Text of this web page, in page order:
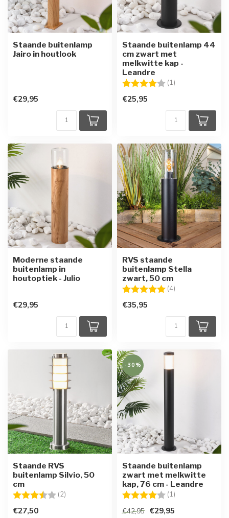
Staande buitenlamp
Jairo in houtlook
€29,95
Staande buitenlamp 44
cm zwart met
melkwitte kap -
Leandre
Beoordeling: (1)
€25,95
Moderne staande
buitenlamp in
houtoptiek - Julio
€29,95
RVS staande
buitenlamp Stella
zwart, 50 cm
Beoordeling: (4)
€35,95
Staande RVS
buitenlamp Silvio, 50
cm
Beoordeling: (2)
€27,50
-30%
Staande buitenlamp
zwart met melkwitte
kap, 76 cm - Leandre
Beoordeling: (1)
€42,95 €29,95